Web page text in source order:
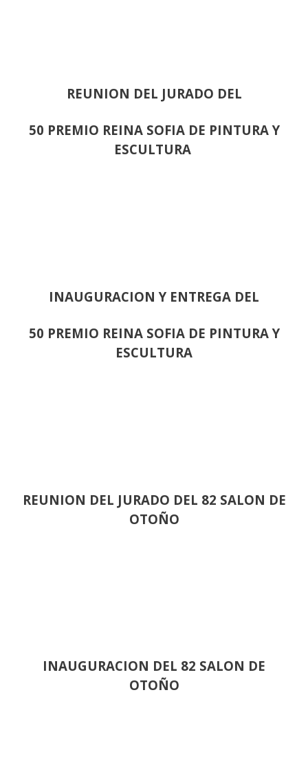
REUNION DEL JURADO DEL
50 PREMIO REINA SOFIA DE PINTURA Y
ESCULTURA
INAUGURACION Y ENTREGA DEL
50 PREMIO REINA SOFIA DE PINTURA Y
ESCULTURA
REUNION DEL JURADO DEL 82 SALON DE
OTOÑO
INAUGURACION DEL 82 SALON DE
OTOÑO